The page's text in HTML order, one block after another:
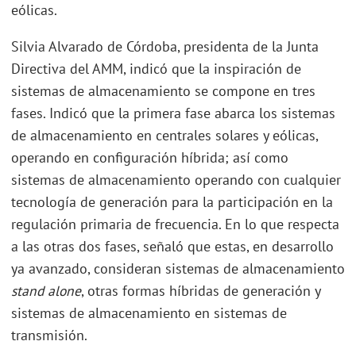
eólicas.
Silvia Alvarado de Córdoba, presidenta de la Junta
Directiva del AMM, indicó que la inspiración de
sistemas de almacenamiento se compone en tres
fases. Indicó que la primera fase abarca los sistemas
de almacenamiento en centrales solares y eólicas,
operando en configuración híbrida; así como
sistemas de almacenamiento operando con cualquier
tecnología de generación para la participación en la
regulación primaria de frecuencia. En lo que respecta
a las otras dos fases, señaló que estas, en desarrollo
ya avanzado, consideran sistemas de almacenamiento
stand alone, otras formas híbridas de generación y
sistemas de almacenamiento en sistemas de
transmisión.